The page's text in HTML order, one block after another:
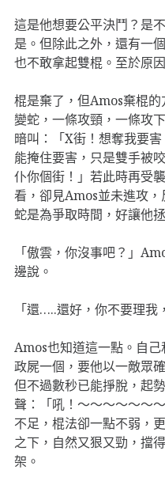
這是他想要公平決鬥？是
是。但除此之外，還有一
也不敢拿起雙棍。至於原
棍是棄了，但Amos棄棍
變蛇，一條攻頸，一條攻
暗叫：「X街！想奪我要
能掩住要害，只是雙手被
仆你個街！」若此時再受
看，卻見Amos並未進攻
蛇是為爭取時間，好讓他
「傲雲，你沒事吧？」
邊說。
「還…..還好，你不要理
Amos也知道這一點。自
政屍一個，要他以一敵眾
但不過數秒已能掙脫，起
聲：「吼！～～～～～～
不足，棍法卻一點不弱，
之下，自然又狠又勁，擋
架。